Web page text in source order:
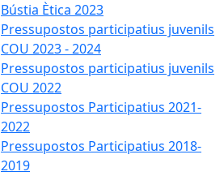
Bústia Ètica 2023
Pressupostos participatius juvenils
COU 2023 - 2024
Pressupostos participatius juvenils
COU 2022
Pressupostos Participatius 2021-
2022
Pressupostos Participatius 2018-
2019